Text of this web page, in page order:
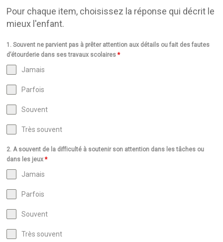
Pour chaque item, choisissez la réponse qui décrit le
mieux l'enfant.
1. Souvent ne parvient pas à prêter attention aux détails ou fait des fautes
d’étourderie dans ses travaux scolaires*
Jamais
Parfois
Souvent
Très souvent
2. A souvent de la difficulté à soutenir son attention dans les tâches ou
dans les jeux*
Jamais
Parfois
Souvent
Très souvent